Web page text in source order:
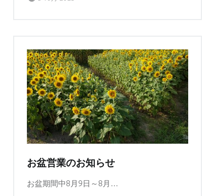
お盆営業のお知らせ
お盆期間中8月9日～8月…